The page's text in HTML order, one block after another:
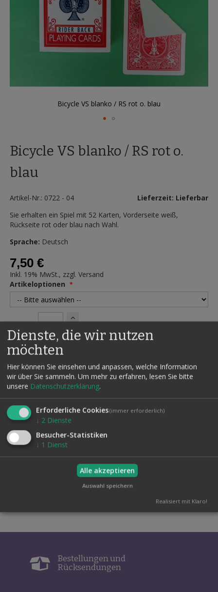
Bicycle VS blanko / RS rot o. blau
der
Bildergalerie
springen
Bicycle VS blanko / RS rot o.
blau
Artikel-Nr.: 0722 - 04
Lieferzeit: Lieferbar
Sie erhalten ein Spiel mit 52 Karten, Vorderseite weiß,
Rückseite rot oder blau nach Wahl.
Sprache: Deutsch
7,50 €
Inkl. 19% MwSt., zzgl. Versand
Artikeloptionen
Anzahl
IN DEN WARENKORB
AUF DEN
Details
Sie erhalten ein Spiel mit 52 Karten, Vorderseite weiß,
Rückseite rot oder blau nach Wahl.
Bestellungen und
Rücksendungen
Dienste, die wir nutzen
möchten
Hier können Sie einsehen und anpassen, welche Information
wir über Sie sammeln. Um mehr zu erfahren, lesen Sie bitte
unsere Datenschutzerklärung.
Erforderliche Cookies(immer erforderlich)
↓ 2 Dienste
Besucher-Statistiken
↓ 1 Dienst
Alle akzeptieren
Auswahl speichern
Realisiert mit Klaro!